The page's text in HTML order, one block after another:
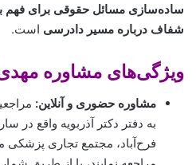
ساده‌سازی مسائل حقوقی برای فهم
شفاف درباره مسیر دادرسی است.
ویژگی‌های مشاوره مهدی
مشاوره حضوری و آنلاین:
به دفتر دکتر آذربویه واقع در